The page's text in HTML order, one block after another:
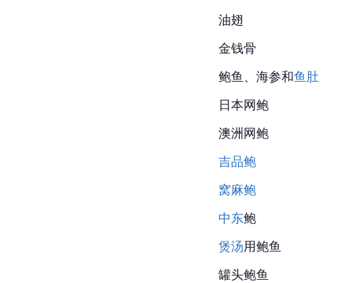
油翅
金钱骨
鲍鱼、海参和鱼肚
日本网鲍
澳洲网鲍
吉品鲍
窝麻鲍
中东鲍
煲汤用鲍鱼
罐头鲍鱼